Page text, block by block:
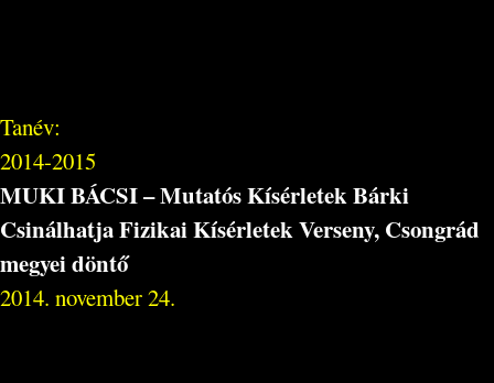
Tanév:
2014-2015
MUKI BÁCSI – Mutatós Kísérletek Bárki
Csinálhatja Fizikai Kísérletek Verseny, Csongrád
megyei döntő
2014. november 24.